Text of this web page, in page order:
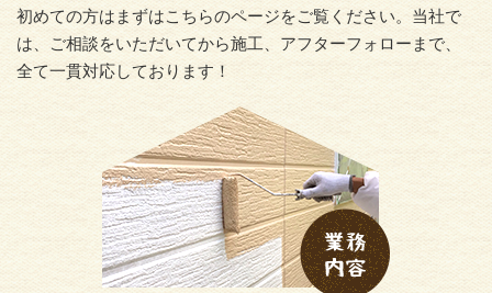
初めての方はまずはこちらのページをご覧ください。当社で
は、ご相談をいただいてから施工、アフターフォローまで、
全て一貫対応しております！